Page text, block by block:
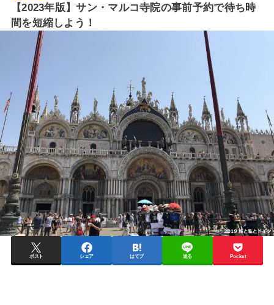
【2023年版】サン・マルコ寺院の事前予約で待ち時
間を短縮しよう！
ポスト シェア はてブ 送る Pocket